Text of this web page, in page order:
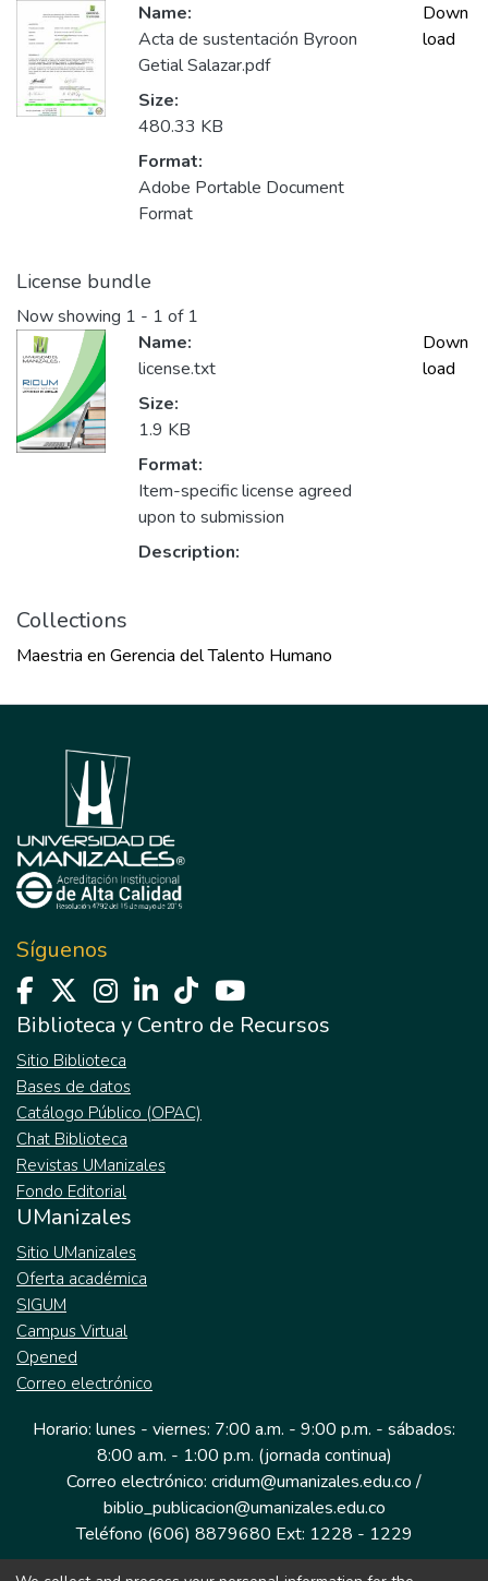
Name:
Acta de sustentación Byroon
Getial Salazar.pdf
Size:
480.33 KB
Format:
Adobe Portable Document
Format
Down
load
License bundle
Now showing 1 - 1 of 1
Name:
license.txt
Size:
1.9 KB
Format:
Item-specific license agreed
upon to submission
Description:
Down
load
Collections
Maestria en Gerencia del Talento Humano
Síguenos
Biblioteca y Centro de Recursos
Sitio Biblioteca
Bases de datos
Catálogo Público (OPAC)
Chat Biblioteca
Revistas UManizales
Fondo Editorial
UManizales
Sitio UManizales
Oferta académica
SIGUM
Campus Virtual
Opened
Correo electrónico
Horario: lunes - viernes: 7:00 a.m. - 9:00 p.m. - sábados:
8:00 a.m. - 1:00 p.m. (jornada continua)
Correo electrónico: cridum@umanizales.edu.co /
biblio_publicacion@umanizales.edu.co
Teléfono (606) 8879680 Ext: 1228 - 1229